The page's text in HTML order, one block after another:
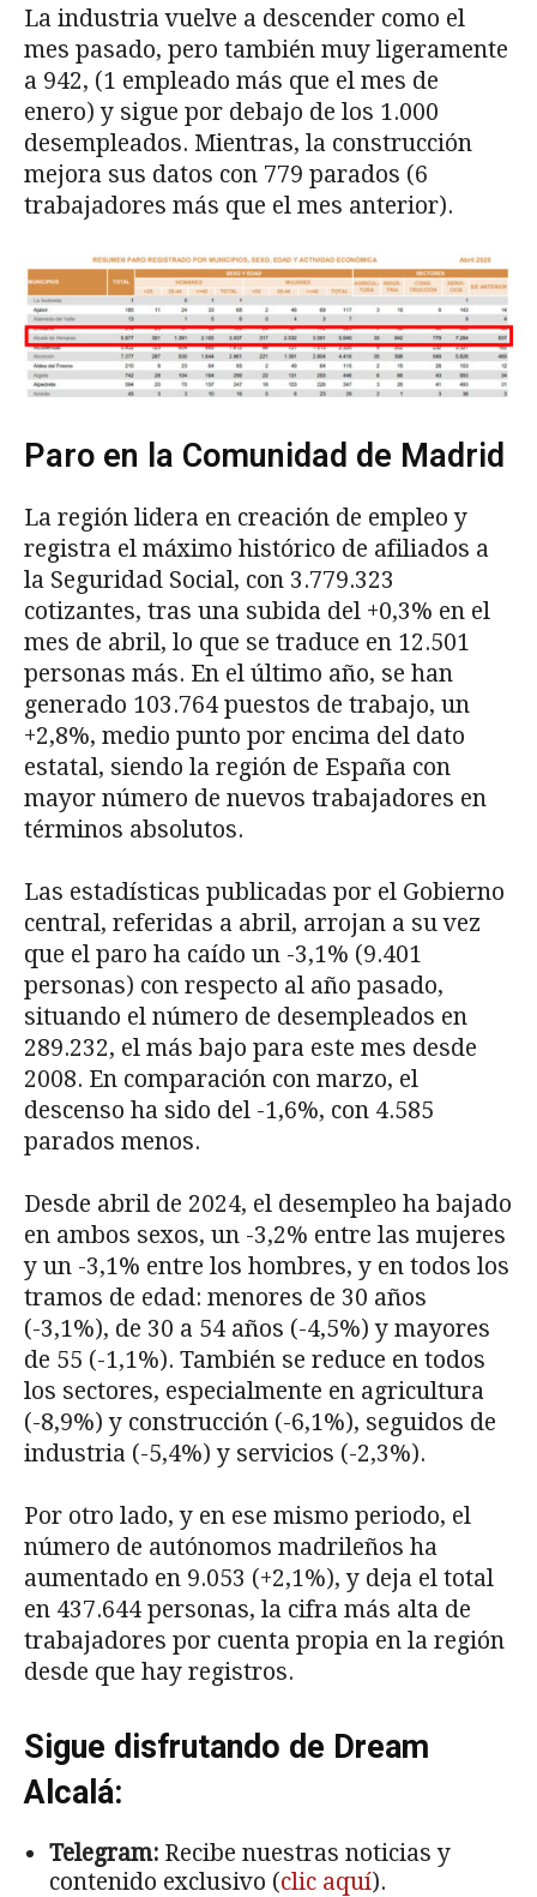
La industria vuelve a descender como el
mes pasado, pero también muy ligeramente
a 942, (1 empleado más que el mes de
enero) y sigue por debajo de los 1.000
desempleados. Mientras, la construcción
mejora sus datos con 779 parados (6
trabajadores más que el mes anterior).
Paro en la Comunidad de Madrid
La región lidera en creación de empleo y
registra el máximo histórico de afiliados a
la Seguridad Social, con 3.779.323
cotizantes, tras una subida del +0,3% en el
mes de abril, lo que se traduce en 12.501
personas más. En el último año, se han
generado 103.764 puestos de trabajo, un
+2,8%, medio punto por encima del dato
estatal, siendo la región de España con
mayor número de nuevos trabajadores en
términos absolutos.
Las estadísticas publicadas por el Gobierno
central, referidas a abril, arrojan a su vez
que el paro ha caído un -3,1% (9.401
personas) con respecto al año pasado,
situando el número de desempleados en
289.232, el más bajo para este mes desde
2008. En comparación con marzo, el
descenso ha sido del -1,6%, con 4.585
parados menos.
Desde abril de 2024, el desempleo ha bajado
en ambos sexos, un -3,2% entre las mujeres
y un -3,1% entre los hombres, y en todos los
tramos de edad: menores de 30 años
(-3,1%), de 30 a 54 años (-4,5%) y mayores
de 55 (-1,1%). También se reduce en todos
los sectores, especialmente en agricultura
(-8,9%) y construcción (-6,1%), seguidos de
industria (-5,4%) y servicios (-2,3%).
Por otro lado, y en ese mismo periodo, el
número de autónomos madrileños ha
aumentado en 9.053 (+2,1%), y deja el total
en 437.644 personas, la cifra más alta de
trabajadores por cuenta propia en la región
desde que hay registros.
Sigue disfrutando de Dream
Alcalá:
Telegram: Recibe nuestras noticias y
contenido exclusivo (clic aquí).